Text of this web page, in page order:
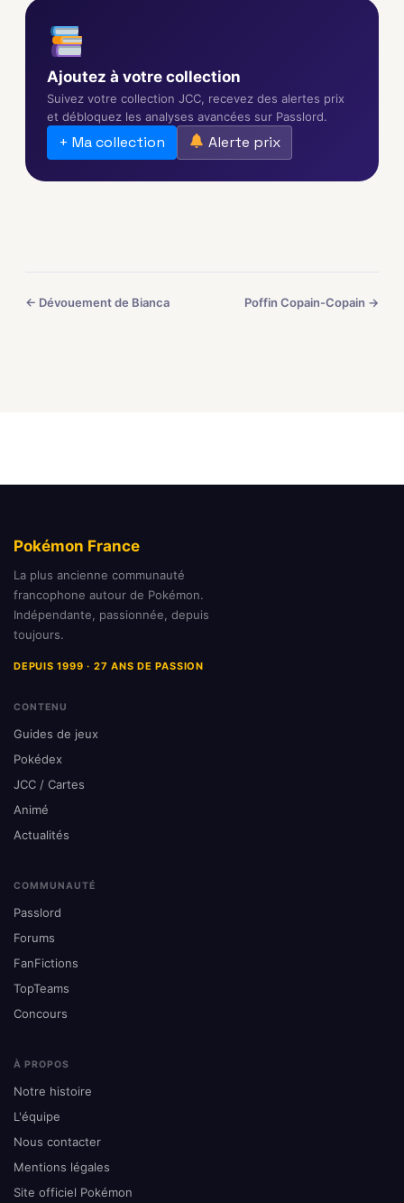
Ajoutez à votre collection
Suivez votre collection JCC, recevez des alertes prix
et débloquez les analyses avancées sur Passlord.
+ Ma collection Alerte prix
← Dévouement de Bianca Poffin Copain-Copain →
Pokémon France
La plus ancienne communauté
francophone autour de Pokémon.
Indépendante, passionnée, depuis
toujours.
DEPUIS 1999 · 27 ANS DE PASSION
CONTENU
Guides de jeux
Pokédex
JCC / Cartes
Animé
Actualités
COMMUNAUTÉ
Passlord
Forums
FanFictions
TopTeams
Concours
À PROPOS
Notre histoire
L'équipe
Nous contacter
Mentions légales
Site officiel Pokémon